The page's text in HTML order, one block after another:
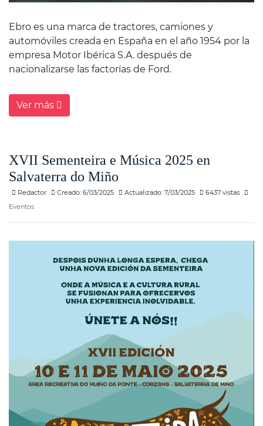
Ebro es una marca de tractores, camiones y
automóviles creada en España en el año 1954 por la
empresa Motor Ibérica S.A. después de
nacionalizarse las factorías de Ford.
Ver más
XVII Sementeira e Música 2025 en
Salvaterra do Miño
Redactor Creado: 6/03/2025 Actualizado: 7/03/2025
6437 vistas
Eventos